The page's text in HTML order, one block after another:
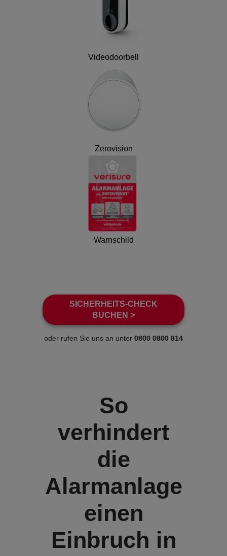
Videodoorbell
Zerovision
Warnschild
SICHERHEITS-CHECK
BUCHEN >
oder rufen Sie uns an unter 0800 0800 814
So
verhindert
die
Alarmanlage
einen
Einbruch in